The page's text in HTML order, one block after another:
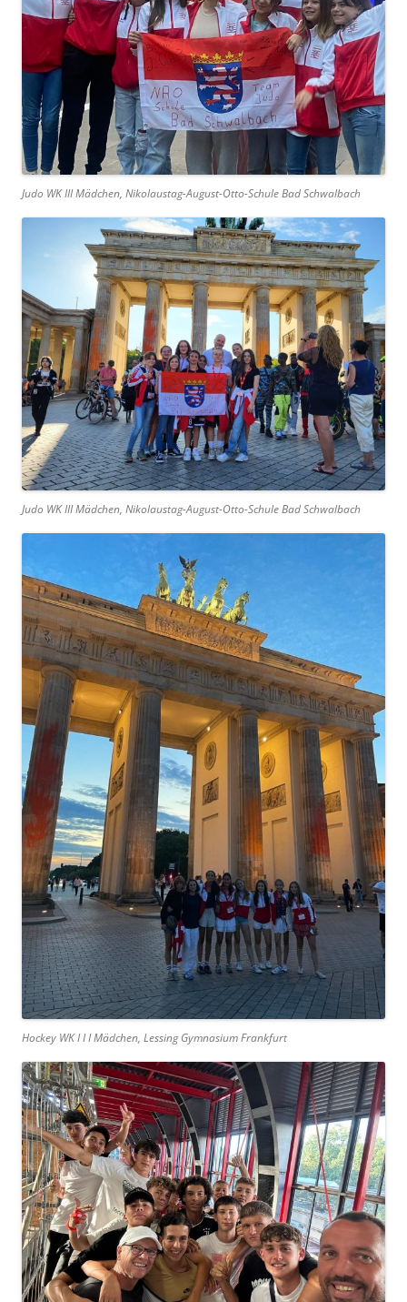
Judo WK III Mädchen, Nikolaustag-August-Otto-Schule Bad Schwalbach
Judo WK III Mädchen, Nikolaustag-August-Otto-Schule Bad Schwalbach
Hockey WK I I I Mädchen, Lessing Gymnasium Frankfurt